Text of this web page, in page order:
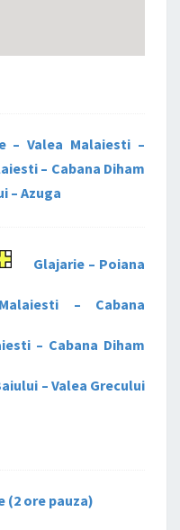
– Valea Malaiesti –
– Cabana Diham
– Azuga
Glajarie – Poiana
– Cabana
– Cabana Diham
– Valea Grecului
(2 ore pauza)